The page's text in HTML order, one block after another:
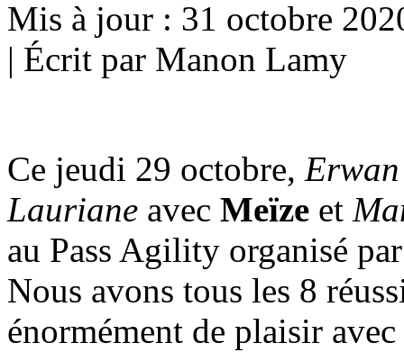
Mis à jour : 31 octobre
| Écrit par Manon Lamy
Ce jeudi 29 octobre, Erwan
Lauriane avec Meïze et
au Pass Agility organisé
Nous avons tous les 8
énormément de plaisir